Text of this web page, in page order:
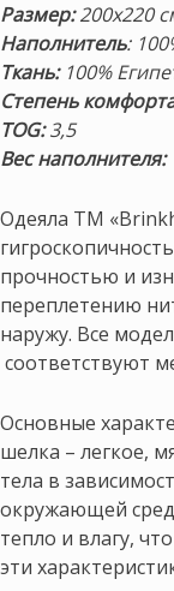
Размер:200х220
Наполнитель:
Ткань:100%
Степень
TOG:3,5
Вес наполнителя:
Одеяла ТМ
прочностью и
переплетению
наружу. Все
соответствуют
Основные
шелка – легкое,
тела в
окружающей
тепло и влагу,
эти